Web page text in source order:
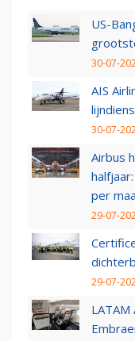
US-
30-07-
AIS
30-07-
Airbus
per
29-07-
29-07-